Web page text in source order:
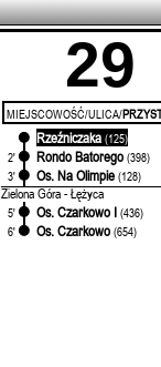
29
MIEJSCOWOŚĆ/ULICA/
Rzeźniczaka (125)
2'
Rondo Batorego (398)
3'
Os. Na Olimpie (128)
Zielona Góra - Łężyca
5' Os. Czarkowo I (436)
6'
Os. Czarkowo (654)